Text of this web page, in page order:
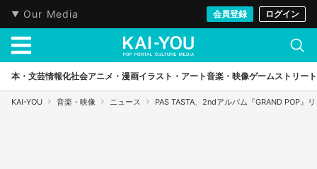
Our Media 会員登録 ログイン
本・文芸情報化社会アニメ・漫画イラスト・アート音楽・映像ゲームストリート
KAI-YOU 音楽・映像 ニュース PAS TASTA、2ndアルバム『GRAND POP